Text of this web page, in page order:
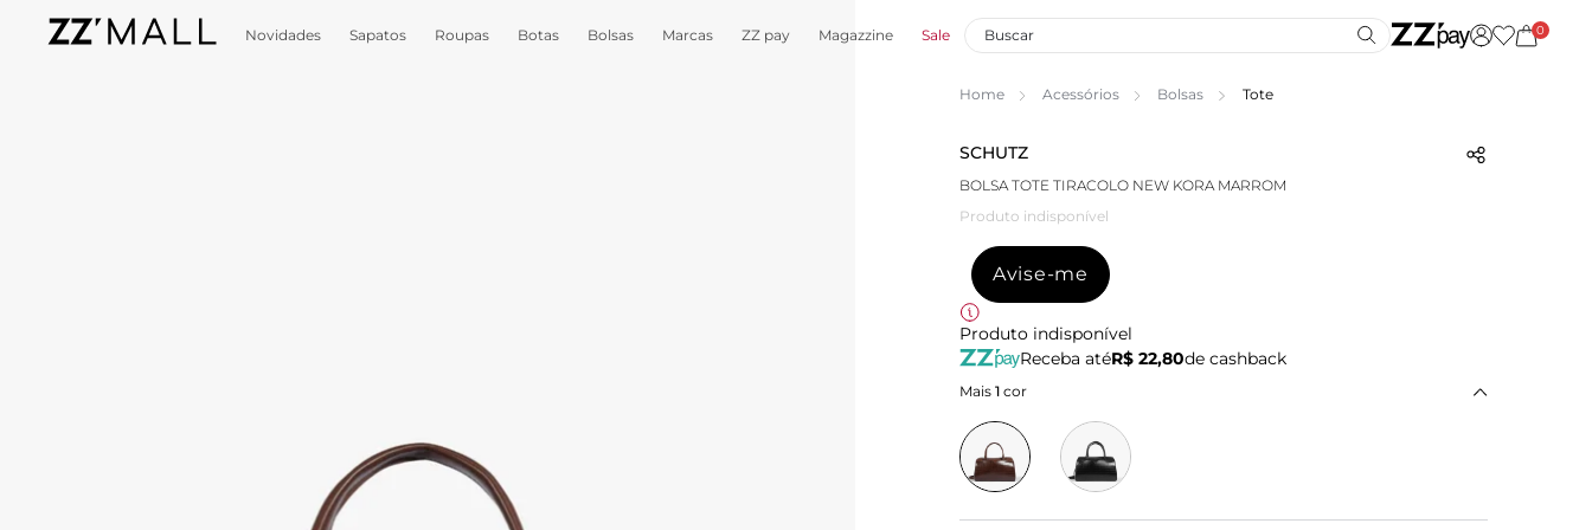
Novidades Sapatos Roupas Botas Bolsas Marcas ZZ pay Magazzine Sale 0
Home Acessórios Bolsas Tote
SCHUTZ
BOLSA TOTE TIRACOLO NEW KORA MARROM
Produto indisponível
Avise-me
Produto indisponível
Receba atéR$ 22,80de cashback
Mais 1 cor